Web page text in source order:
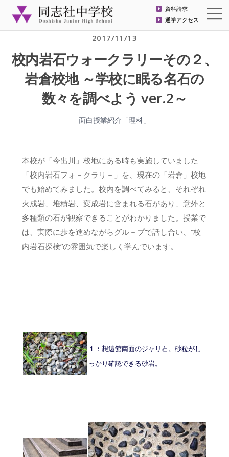
資料請求
通学アクセス
2017/11/13
校内岩石ウォークラリーその２、
岩倉校地 ～学校に眠る名石の
数々を調べよう ver.2～
面白授業紹介「理科」
本校が「今出川」校地にある時も実施していました
「校内岩石フォ－クラリ－」を、現在の「岩倉」校地
でも始めてみました。校内を調べてみると、それぞれ
火成岩、堆積岩、変成岩に含まれる石があり、意外と
多種類の石が観察できることがわかりました。授業で
は、実際に歩を進めながらグル－プで話し合い、”校
内岩石探検”の雰囲気で楽しく学んでいます。
１：想遠館南面のジャリ石。砂粒がし
っかり確認できる砂岩。